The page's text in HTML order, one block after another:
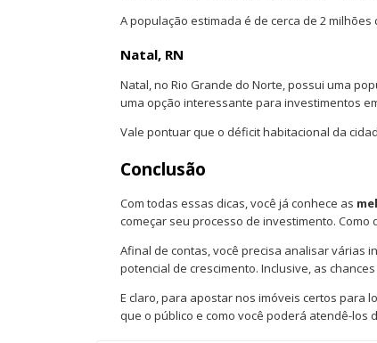
A população estimada é de cerca de 2
Natal, RN
Natal, no Rio Grande do Norte, possui uma
uma opção interessante para investimentos
Vale pontuar que o déficit habitacional da
Conclusão
Com todas essas dicas, você já conhece as
começar seu processo de investimento.
Afinal de contas, você precisa analisar várias
potencial de crescimento. Inclusive, as
E claro, para apostar nos imóveis certos para
que o público e como você poderá atendê-los